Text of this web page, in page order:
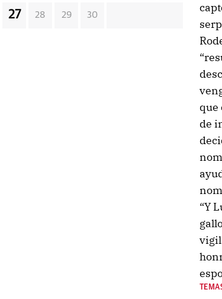
que
de
“Y
27 28 29 30